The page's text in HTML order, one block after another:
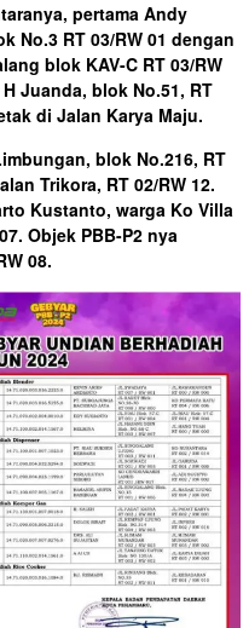
pertama Andy
No.3 RT 03/RW 01 dengan
blok KAV-C RT 03/RW
Juanda, blok No.51, RT
di Jalan Karya Maju.
blok No.216, RT
Trikora, RT 02/RW 12.
Kustanto, warga Ko Villa
Objek PBB-P2 nya
08.